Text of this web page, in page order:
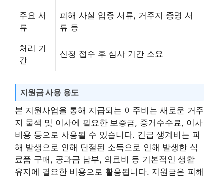
주요 서
류
피해 사실 입증 서류, 거주지 증명 서
류 등
처리 기
간
신청 접수 후 심사 기간 소요
지원금 사용 용도
본 지원사업을 통해 지급되는 이주비는 새로운 거주
지 물색 및 이사에 필요한 보증금, 중개수수료, 이사
비용 등으로 사용될 수 있습니다. 긴급 생계비는 피
해 발생으로 인해 단절된 소득으로 인해 발생한 식
료품 구매, 공과금 납부, 의료비 등 기본적인 생활
유지에 필요한 비용으로 활용됩니다. 지원금은 피해